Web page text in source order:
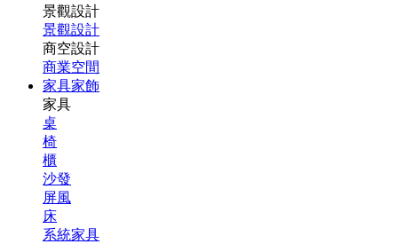
景觀設計
景觀設計
商空設計
商業空間
家具家飾
家具
桌
椅
櫃
沙發
屏風
床
系統家具